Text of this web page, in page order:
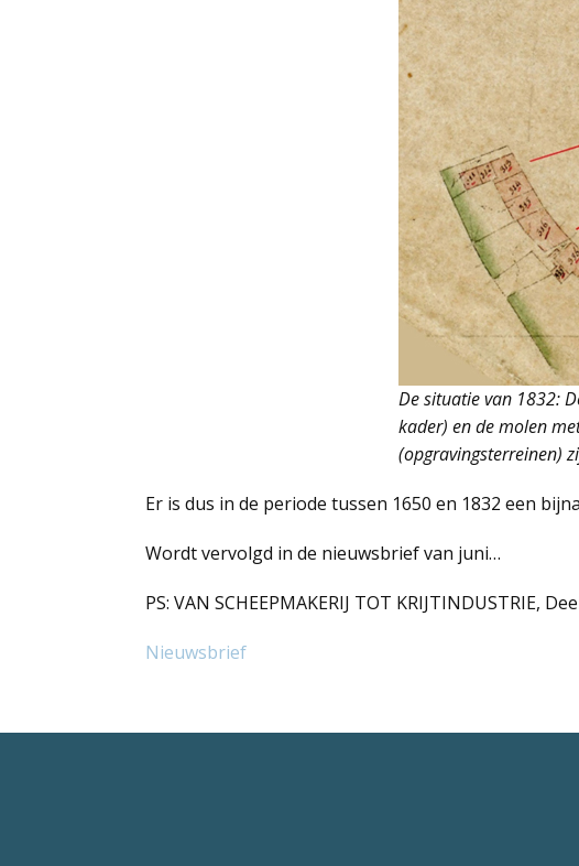
De situatie van 1832:
kader) en de molen
(opgravingsterreinen)
Er is dus in de periode tussen 1650 en 1832 een
Wordt vervolgd in de nieuwsbrief van juni…
PS: VAN SCHEEPMAKERIJ TOT KRIJTINDUSTRIE,
Nieuwsbrief